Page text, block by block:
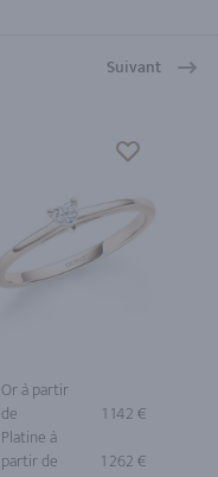
Suivant
Or à partir
de
1 142 €
Platine à
partir de
1 262 €